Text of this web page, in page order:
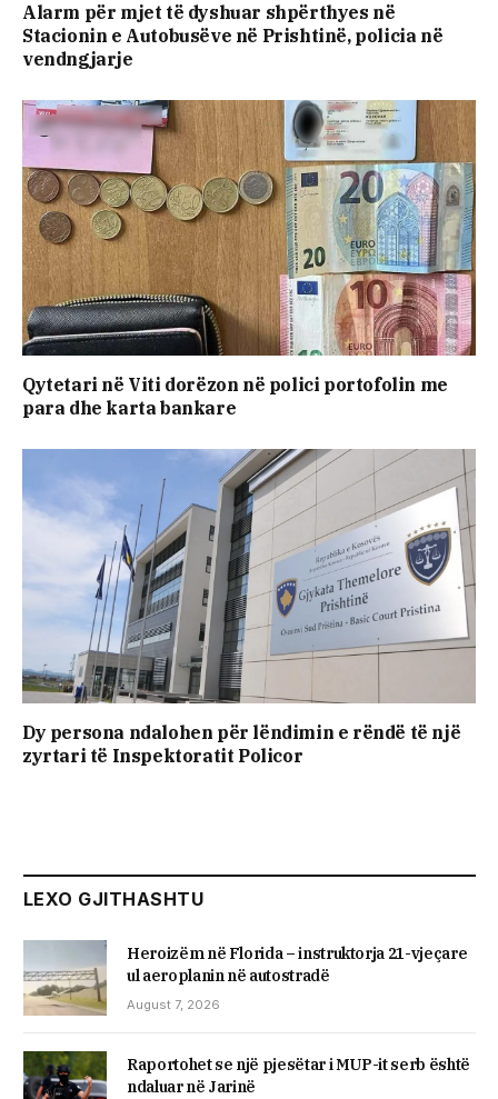
Alarm për mjet të dyshuar shpërthyes në
Stacionin e Autobusëve në Prishtinë, policia në
vendngjarje
Qytetari në Viti dorëzon në polici portofolin me
para dhe karta bankare
Dy persona ndalohen për lëndimin e rëndë të një
zyrtari të Inspektoratit Policor
LEXO GJITHASHTU
Heroizëm në Florida – instruktorja 21-vjeçare
ul aeroplanin në autostradë
August 7, 2026
Raportohet se një pjesëtar i MUP-it serb është
ndaluar në Jarinë